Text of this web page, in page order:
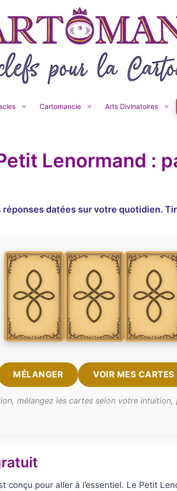
Cartomancie Arts Divinatoires
Lenormand :
datées sur votre quotidien.
MÉLANGER VOIR MES CARTES
mélangez les cartes selon votre intuition,
pour aller à l’essentiel. Le Petit